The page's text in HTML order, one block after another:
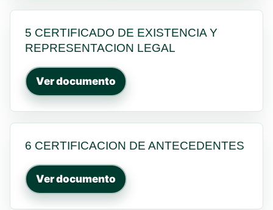
5 CERTIFICADO DE EXISTENCIA Y
REPRESENTACION LEGAL
Ver documento
6 CERTIFICACION DE ANTECEDENTES
Ver documento